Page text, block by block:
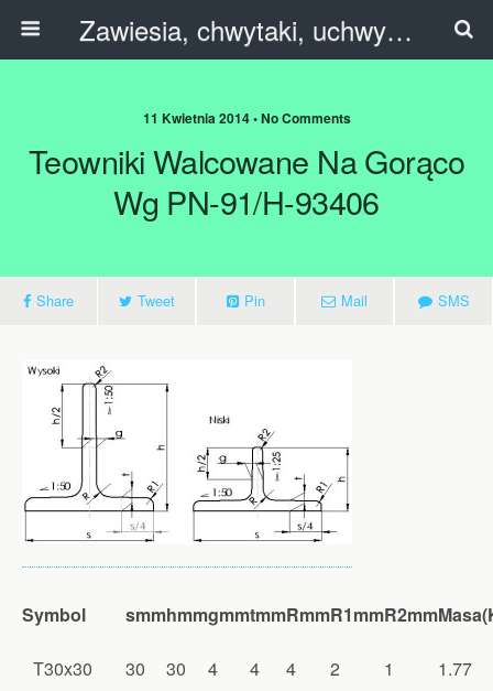
Zawiesia, chwytaki, uchwyty, trawersy, C-haki.
11 Kwietnia 2014 • No Comments
Teowniki Walcowane Na Gorąco
Wg PN-91/H-93406
Share Tweet Pin Mail SMS
Symbol smmhmmgmmtmmRmmR1mmR2mm
T30x30 30 30 4 4 4 2 1
1.77